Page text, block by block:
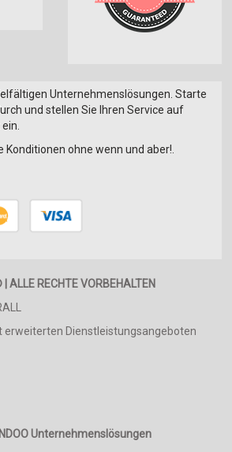
Unternehmenslösungen. Starte
und stellen Sie Ihren Service auf
Konditionen ohne wenn und aber!.
ALLE RECHTE VORBEHALTEN
erweiterten Dienstleistungsangeboten
Unternehmenslösungen